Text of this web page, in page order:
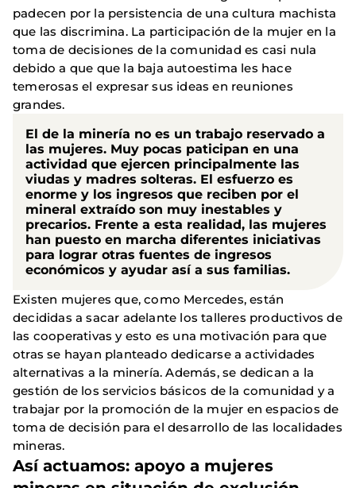
padecen por la persistencia de una cultura machista
que las discrimina. La participación de la mujer en la
toma de decisiones de la comunidad es casi nula
debido a que que la baja autoestima les hace
temerosas el expresar sus ideas en reuniones
grandes.
El de la minería no es un trabajo reservado a
las mujeres. Muy pocas paticipan en una
actividad que ejercen principalmente las
viudas y madres solteras. El esfuerzo es
enorme y los ingresos que reciben por el
mineral extraído son muy inestables y
precarios. Frente a esta realidad, las mujeres
han puesto en marcha diferentes iniciativas
para lograr otras fuentes de ingresos
económicos y ayudar así a sus familias.
Existen mujeres que, como Mercedes, están
decididas a sacar adelante los talleres productivos de
las cooperativas y esto es una motivación para que
otras se hayan planteado dedicarse a actividades
alternativas a la minería. Además, se dedican a la
gestión de los servicios básicos de la comunidad y a
trabajar por la promoción de la mujer en espacios de
toma de decisión para el desarrollo de las localidades
mineras.
Así actuamos: apoyo a mujeres